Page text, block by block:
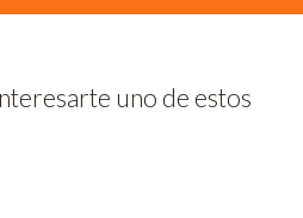
uno de estos